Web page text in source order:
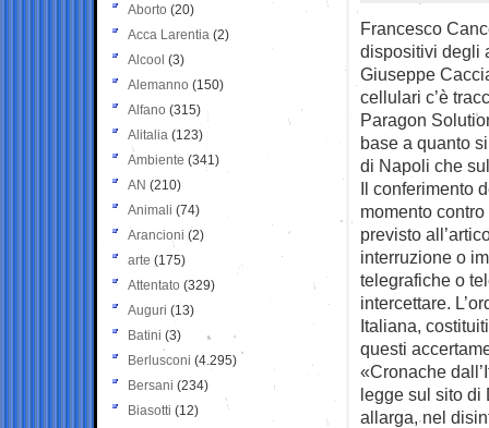
Francesco
dispositivi degli
Giuseppe
cellulari c’è
Paragon
base a quanto
di Napoli che
Il conferimento
momento
previsto
interruzione o
telegrafiche o
intercettare.
Italiana,
questi
«Cronache
legge sul sito di
allarga, nel
Aborto (20)
Acca Larentia (2)
Alcool (3)
Alemanno (150)
Alfano (315)
Alitalia (123)
Ambiente (341)
AN (210)
Animali (74)
Arancioni (2)
arte (175)
Attentato (329)
Auguri (13)
Batini (3)
Berlusconi (4.295)
Bersani (234)
Biasotti (12)